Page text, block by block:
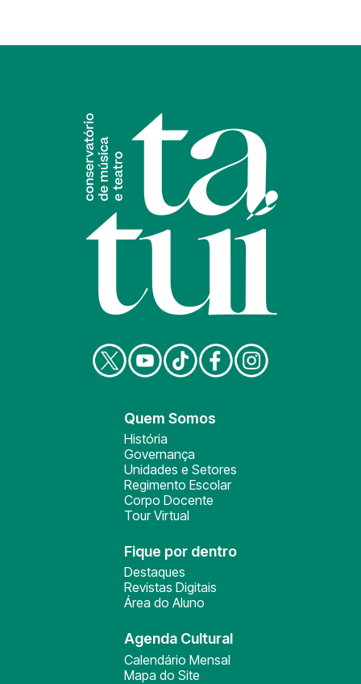
Quem Somos
História
Governança
Unidades e Setores
Regimento Escolar
Corpo Docente
Tour Virtual
Fique por dentro
Destaques
Revistas Digitais
Área do Aluno
Agenda Cultural
Calendário Mensal
Mapa do Site